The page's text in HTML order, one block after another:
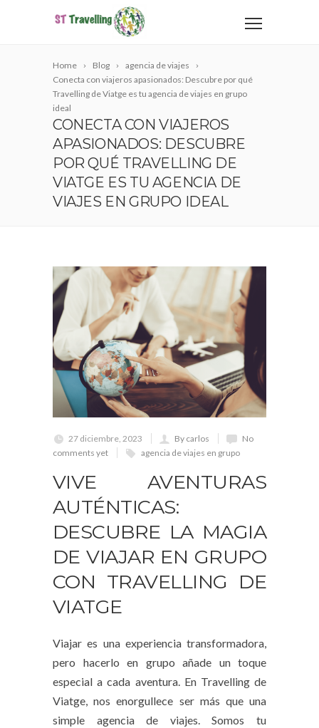
Home Blog
agencia de viajes
Conecta con viajeros apasionados: Descubre por qué
Travelling de Viatge es tu agencia de viajes en grupo
ideal
CONECTA CON VIAJEROS
APASIONADOS: DESCUBRE
POR QUÉ TRAVELLING DE
VIATGE ES TU AGENCIA DE
VIAJES EN GRUPO IDEAL
27 diciembre, 2023 By carlos
No
comments yet
agencia de viajes en grupo
VIVE AVENTURAS
AUTÉNTICAS:
DESCUBRE LA MAGIA
DE VIAJAR EN GRUPO
CON TRAVELLING DE
VIATGE
Viajar es una experiencia transformadora,
pero hacerlo en grupo añade un toque
especial a cada aventura. En Travelling de
Viatge, nos enorgullece ser más que una
simple agencia de viajes. Somos tu